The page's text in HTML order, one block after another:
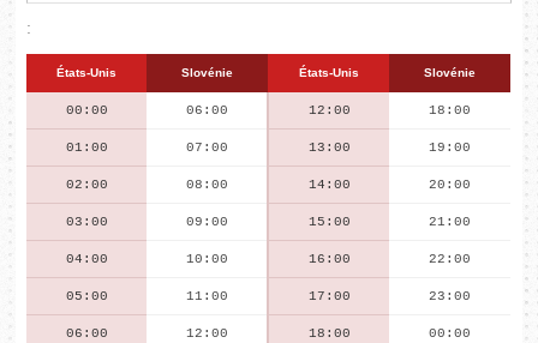
:
États-Unis Slovénie États-Unis Slovénie
00:00 06:00 12:00 18:00
01:00 07:00 13:00 19:00
02:00 08:00 14:00 20:00
03:00 09:00 15:00 21:00
04:00 10:00 16:00 22:00
05:00 11:00 17:00 23:00
06:00 12:00 18:00 00:00